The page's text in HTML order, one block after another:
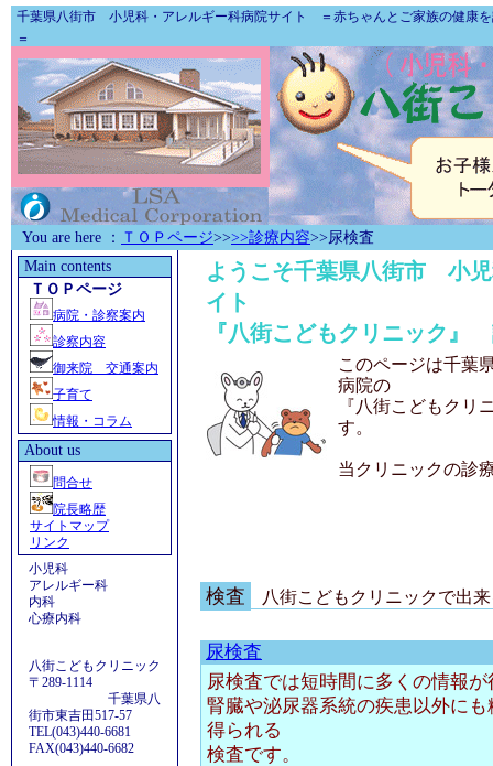
千葉県八街市 小児科・アレルギー科病院サイト ＝赤ちゃんとご家族の健康
＝
You are here ： ＴＯＰページ>>>>診療内容>>尿検査
Main contents
ＴＯＰページ
病院・診察案内
診察内容
御来院 交通案内
子育て
情報・コラム
About us
問合せ
院長略歴
サイトマップ
リンク
小児科
アレルギー科
内科
心療内科
八街こどもクリニック
〒289-1114
千葉県八
街市東吉田517-57
TEL(043)440-6681
FAX(043)440-6682
ようこそ千葉県八街市 小児
イト
『八街こどもクリニック』
このページは千葉
病院の
『八街こどもクリ
す。
当クリニックの診
検査 八街こどもクリニックで出
尿検査
尿検査では短時間に多くの情報
腎臓や泌尿器系統の疾患以外に
得られる
検査です。